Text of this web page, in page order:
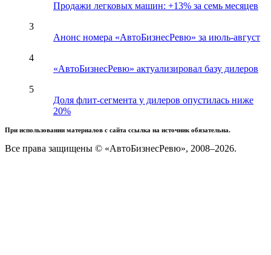
Продажи легковых машин: +13% за семь месяцев
3
Анонс номера «АвтоБизнесРевю» за июль-август
4
«АвтоБизнесРевю» актуализировал базу дилеров
5
Доля флит-сегмента у дилеров опустилась ниже
20%
При использовании материалов с сайта ссылка на источник обязательна.
Все права защищены © «АвтоБизнесРевю», 2008–2026.